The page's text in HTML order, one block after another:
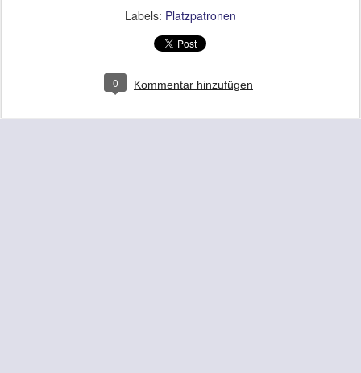
Labels: Platzpatronen
0 Kommentar hinzufügen